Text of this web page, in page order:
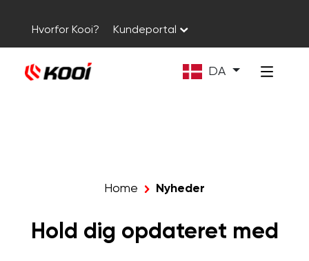
Hvorfor Kooi? Kundeportal
DA
Home Nyheder
Hold dig opdateret med